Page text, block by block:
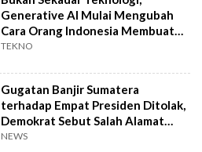
Generative AI Mulai Mengubah
Cara Orang Indonesia Membuat
Film
TEKNO
Gugatan Banjir Sumatera
terhadap Empat Presiden Ditolak,
Demokrat Sebut Salah Alamat
Pengadilan
NEWS